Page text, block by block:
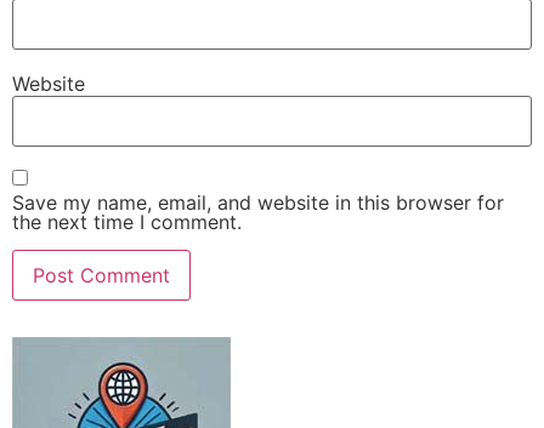
Website
Save my name, email, and website in this browser for
the next time I comment.